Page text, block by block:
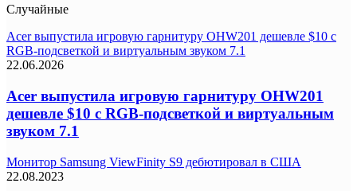
Случайные
Acer выпустила игровую гарнитуру OHW201 дешевле $10 с
RGB-подсветкой и виртуальным звуком 7.1
22.06.2026
Acer выпустила игровую гарнитуру OHW201
дешевле $10 с RGB-подсветкой и виртуальным
звуком 7.1
Монитор Samsung ViewFinity S9 дебютировал в США
22.08.2023